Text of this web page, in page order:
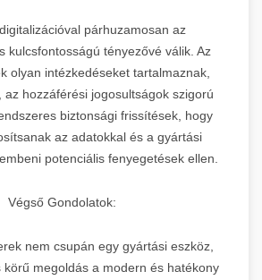
párhuzamosan az
kulcsfontosságú tényezővé válik. Az
olyan intézkedéseket tartalmaznak,
az hozzáférési jogosultságok szigorú
biztonsági frissítések, hogy
az adatokkal és a gyártási
potenciális fenyegetések ellen.
Végső Gondolatok:
nem csupán egy gyártási eszköz,
körű megoldás a modern és hatékony